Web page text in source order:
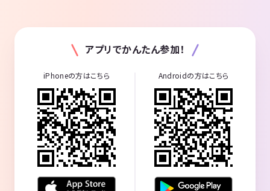
アプリでかんたん参加！
iPhoneの方はこちら Androidの方はこちら